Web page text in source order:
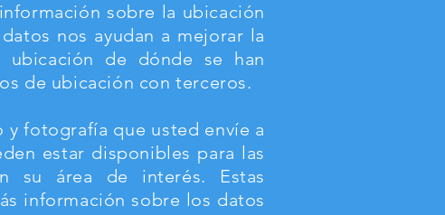
sobre la ubicación
nos ayudan a mejorar la
ubicación de dónde se han
de ubicación con terceros.
fotografía que usted envíe a
estar disponibles para las
su área de interés. Estas
información sobre los datos